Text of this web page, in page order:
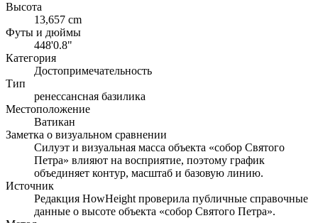
Высота
13,657 cm
Футы и дюймы
448'0.8"
Категория
Достопримечательность
Тип
ренессансная базилика
Местоположение
Ватикан
Заметка о визуальном сравнении
Силуэт и визуальная масса объекта «собор Святого
Петра» влияют на восприятие, поэтому график
объединяет контур, масштаб и базовую линию.
Источник
Редакция HowHeight проверила публичные справочные
данные о высоте объекта «собор Святого Петра».